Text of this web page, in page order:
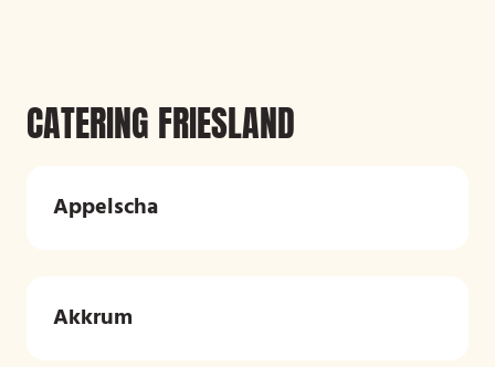
CATERING FRIESLAND
Appelscha
Akkrum